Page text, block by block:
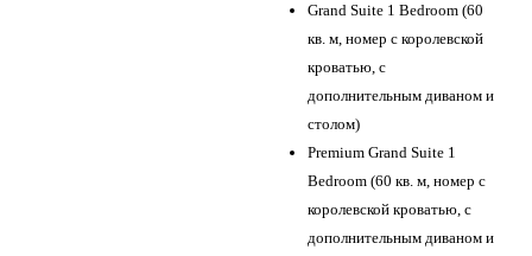
Grand Suite 1 Bedroom (60
кв. м, номер с королевской
кроватью, с
дополнительным диваном и
столом)
Premium Grand Suite 1
Bedroom (60 кв. м, номер с
королевской кроватью, с
дополнительным диваном и